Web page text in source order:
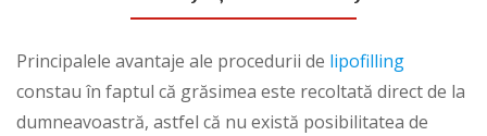
Principalele avantaje ale procedurii de lipofilling
constau în faptul că grăsimea este recoltată direct de la
dumneavoastră, astfel că nu există posibilitatea de